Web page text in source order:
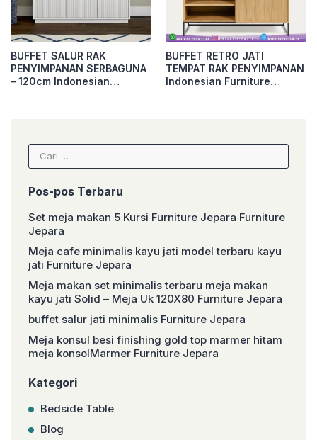
BUFFET SALUR RAK
PENYIMPANAN SERBAGUNA
– 120cm Indonesian
BUFFET RETRO JATI
TEMPAT RAK PENYIMPANAN
Indonesian Furniture
Cari
untuk:
Pos-pos Terbaru
Set meja makan 5 Kursi Furniture Jepara Furniture
Jepara
Meja cafe minimalis kayu jati model terbaru kayu
jati Furniture Jepara
Meja makan set minimalis terbaru meja makan
kayu jati Solid – Meja Uk 120X80 Furniture Jepara
buffet salur jati minimalis Furniture Jepara
Meja konsul besi finishing gold top marmer hitam
meja konsolMarmer Furniture Jepara
Kategori
Bedside Table
Blog